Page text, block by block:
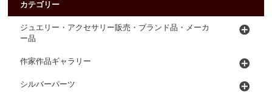
カテゴリー
ジュエリー・アクセサリー販売・ブランド品・メーカ
ー品
作家作品ギャラリー
シルバーパーツ